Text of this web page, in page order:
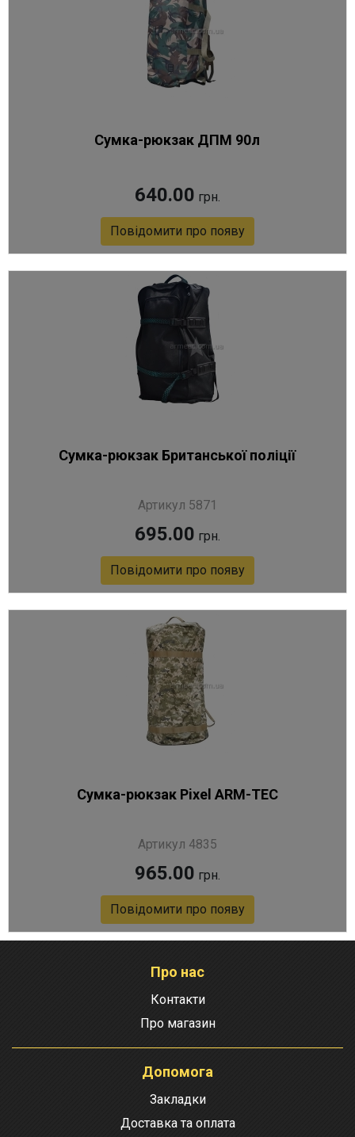
Сумка-рюкзак ДПМ 90л
640.00 грн.
Повідомити про появу
Сумка-рюкзак Британської поліції
Артикул 5871
695.00 грн.
Повідомити про появу
Сумка-рюкзак Pixel ARM-TEC
Артикул 4835
965.00 грн.
Повідомити про появу
Про нас
Контакти
Про магазин
Допомога
Закладки
Доставка та оплата